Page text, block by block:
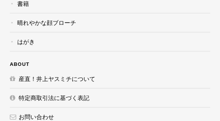
書籍
晴れやかな顔ブローチ
はがき
ABOUT
産直！井上ヤスミチについて
特定商取引法に基づく表記
お問い合わせ